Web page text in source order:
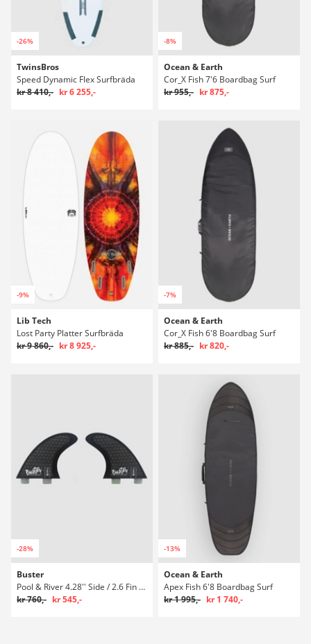
-26%
TwinsBros
Speed Dynamic Flex Surfbräda
kr 8 410,- kr 6 255,-
-8%
Ocean & Earth
Cor_X Fish 7'6 Boardbag Surf
kr 955,- kr 875,-
-9%
Lib Tech
Lost Party Platter Surfbräda
kr 9 860,- kr 8 925,-
-7%
Ocean & Earth
Cor_X Fish 6'8 Boardbag Surf
kr 885,- kr 820,-
-28%
Buster
Pool & River 4.28'' Side / 2.6 Fin Set
kr 760,- kr 545,-
-13%
Ocean & Earth
Apex Fish 6'8 Boardbag Surf
kr 1 995,- kr 1 740,-